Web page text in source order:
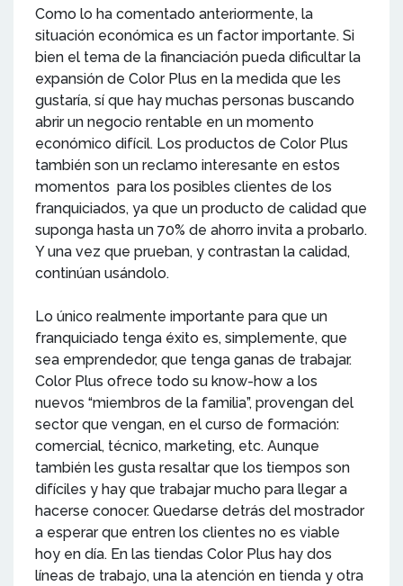
Como lo ha comentado anteriormente, la
situación económica es un factor importante. Si
bien el tema de la financiación pueda dificultar la
expansión de Color Plus en la medida que les
gustaría, sí que hay muchas personas buscando
abrir un negocio rentable en un momento
económico difícil. Los productos de Color Plus
también son un reclamo interesante en estos
momentos para los posibles clientes de los
franquiciados, ya que un producto de calidad que
suponga hasta un 70% de ahorro invita a probarlo.
Y una vez que prueban, y contrastan la calidad,
continúan usándolo.
Lo único realmente importante para que un
franquiciado tenga éxito es, simplemente, que
sea emprendedor, que tenga ganas de trabajar.
Color Plus ofrece todo su know-how a los
nuevos “miembros de la familia”, provengan del
sector que vengan, en el curso de formación:
comercial, técnico, marketing, etc. Aunque
también les gusta resaltar que los tiempos son
difíciles y hay que trabajar mucho para llegar a
hacerse conocer. Quedarse detrás del mostrador
a esperar que entren los clientes no es viable
hoy en día. En las tiendas Color Plus hay dos
líneas de trabajo, una la atención en tienda y otra